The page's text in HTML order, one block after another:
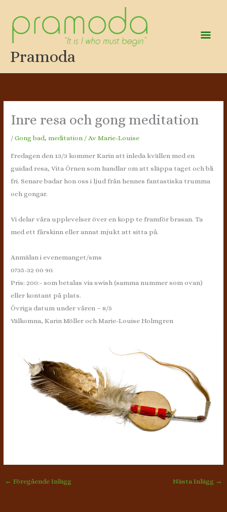
innehåll
Pramoda
Inre resa och gong meditation
/Gong bad, meditation / AvMarie-Louise
Fredagen den 13/3 kommer Karin att inleda kvällen med en
guidad resa, Vita Örnen som handlar om att släppa taget och bli
fri. Senare badar hon oss i ljud från hennes fantastiska trumma
och gongar.
Vi delar våra upplevelser över en kopp te framför brasan. Ta
med ett fårskinn eller annat mjukt att sitta på.
Anmälan i evenemanget/sms
0735-32 00 90.
Pris: 200:- som betalas via swish (samma nummer som ovan)
eller kontant på plats.
Övriga datum under våren – 8/5
Välkomna, Karin Möller och Marie-Louise Holmgren
← Föregående Inlägg Nästa Inlägg →